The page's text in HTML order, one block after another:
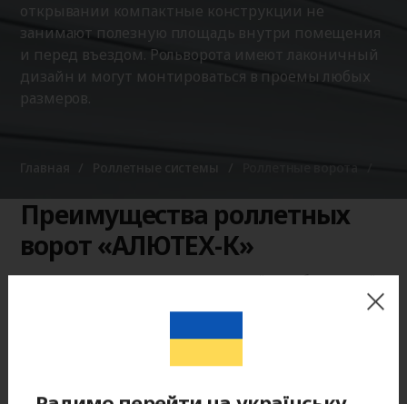
открывании компактные конструкции не
занимают полезную площадь внутри помещения
и перед въездом. Рольворота имеют лаконичный
дизайн и могут монтироваться в проемы любых
размеров.
Роллетные ворота
Преимущества роллетных
ворот «АЛЮТЕХ-К»
Полотно сворачивается в защитный короб, который
надежно оберегает роллетный профиль от осадков. А
гаражных роллет к коррозии и выцветанию.